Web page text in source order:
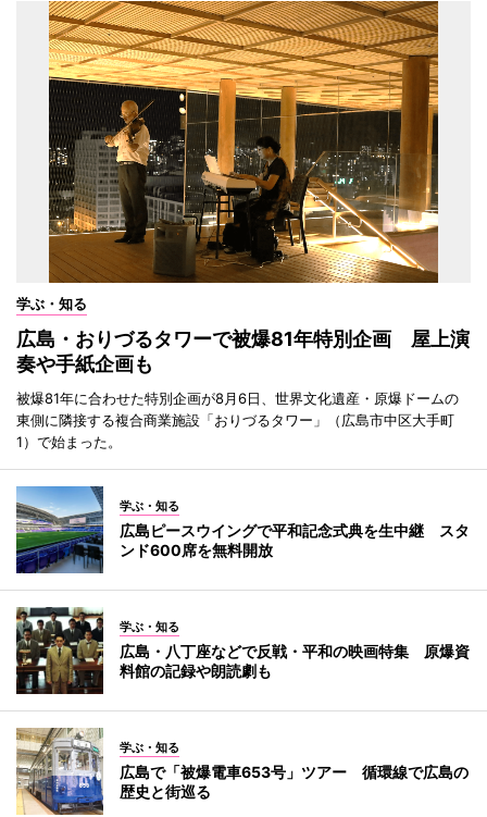
学ぶ・知る
広島・おりづるタワーで被爆81年特別企画 屋上演
奏や手紙企画も
被爆81年に合わせた特別企画が8月6日、世界文化遺産・原爆ドームの
東側に隣接する複合商業施設「おりづるタワー」（広島市中区大手町
1）で始まった。
学ぶ・知る
広島ピースウイングで平和記念式典を生中継 スタ
ンド600席を無料開放
学ぶ・知る
広島・八丁座などで反戦・平和の映画特集 原爆資
料館の記録や朗読劇も
学ぶ・知る
広島で「被爆電車653号」ツアー 循環線で広島の
歴史と街巡る